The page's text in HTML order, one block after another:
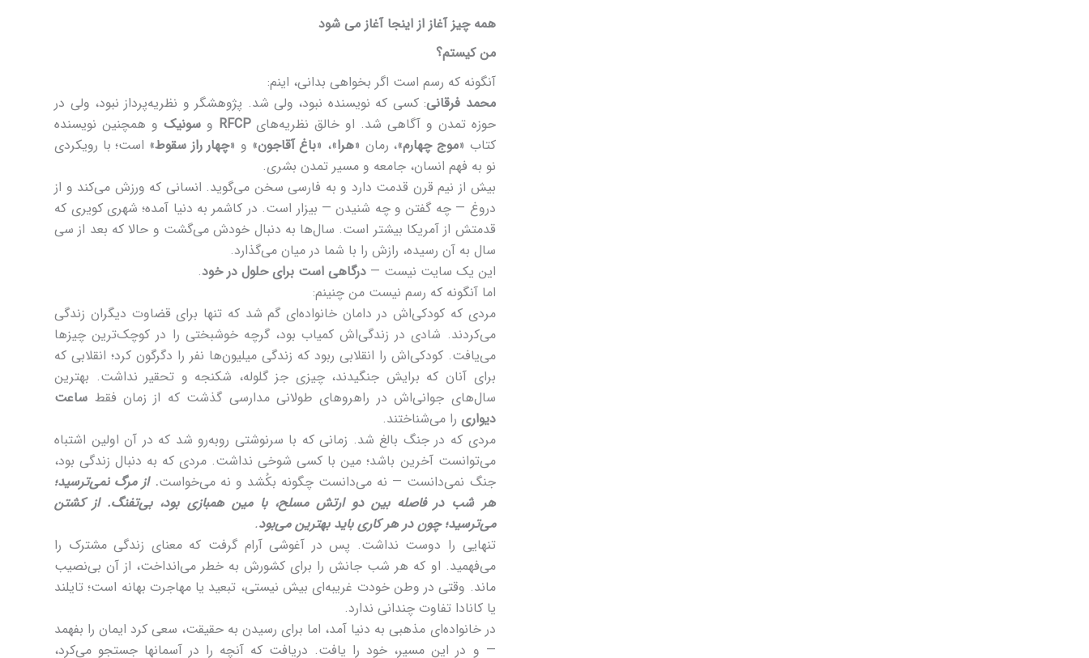
همه چیز آغاز از اینجا آغاز می شود
من کیستم؟
آنگونه که رسم است اگر بخواهی بدانی، اینم:
محمد فرقانی: کسی که نویسنده نبود، ولی شد. پژوهشگر و نظریه‌پرداز نبود، ولی در
حوزه تمدن و آگاهی شد. او خالق نظریه‌هایRFCP وسونیک و همچنین نویسنده
کتاب «موج چهارم»، رمان «هرا»، «باغ آقاجون» و «چهار راز سقوط» است؛ با رویکردی
نو به فهم انسان، جامعه و مسیر تمدن بشری.
بیش از نیم قرن قدمت دارد و به فارسی سخن می‌گوید. انسانی که ورزش می‌کند و از
دروغ — چه گفتن و چه شنیدن — بیزار است. در کاشمر به دنیا آمده؛ شهری کویری که
قدمتش از آمریکا بیشتر است. سال‌ها به دنبال خودش می‌گشت و حالا که بعد از سی
سال به آن رسیده، رازش را با شما در میان می‌گذارد.
این یک سایت نیست —درگاهی است برای حلول در خود.
اما آنگونه که رسم نیست من چنینم:
مردی که کودکی‌اش در دامان خانواده‌ای گم شد که تنها برای قضاوت دیگران زندگی
می‌کردند. شادی در زندگی‌اش کمیاب بود، گرچه خوشبختی را در کوچک‌ترین چیزها
می‌یافت. کودکی‌اش را انقلابی ربود که زندگی میلیون‌ها نفر را دگرگون کرد؛ انقلابی که
برای آنان که برایش جنگیدند، چیزی جز گلوله، شکنجه و تحقیر نداشت. بهترین
سال‌های جوانی‌اش در راهروهای طولانی مدارسی گذشت که از زمان فقط ساعت
دیواری را می‌شناختند.
مردی که در جنگ بالغ شد. زمانی که با سرنوشتی روبه‌رو شد که در آن اولین اشتباه
می‌توانست آخرین باشد؛ مین با کسی شوخی نداشت. مردی که به دنبال زندگی بود،
جنگ نمی‌دانست — نه می‌دانست چگونه بکُشد و نه می‌خواست.از مرگ نمی‌ترسید؛
هر شب در فاصله بین دو ارتش مسلح، با مین همبازی بود، بی‌تفنگ. از کشتن
می‌ترسید؛ چون در هر کاری باید بهترین می‌بود.
تنهایی را دوست نداشت. پس در آغوشی آرام گرفت که معنای زندگی مشترک را
می‌فهمید. او که هر شب جانش را برای کشورش به خطر می‌انداخت، از آن بی‌نصیب
ماند. وقتی در وطن خودت غریبه‌ای بیش نیستی، تبعید یا مهاجرت بهانه است؛ تایلند
یا کانادا تفاوت چندانی ندارد.
در خانواده‌ای مذهبی به دنیا آمد، اما برای رسیدن به حقیقت، سعی کرد ایمان را بفهمد
— و در این مسیر، خود را یافت. دریافت که آنچه را در آسمانها جستجو می‌کرد،